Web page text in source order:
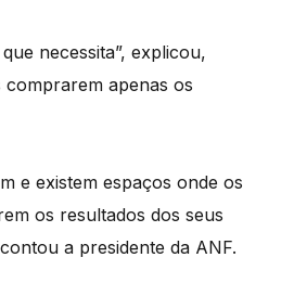
necessita”, explicou,
comprarem apenas os
e existem espaços onde os
os resultados dos seus
a presidente da ANF.